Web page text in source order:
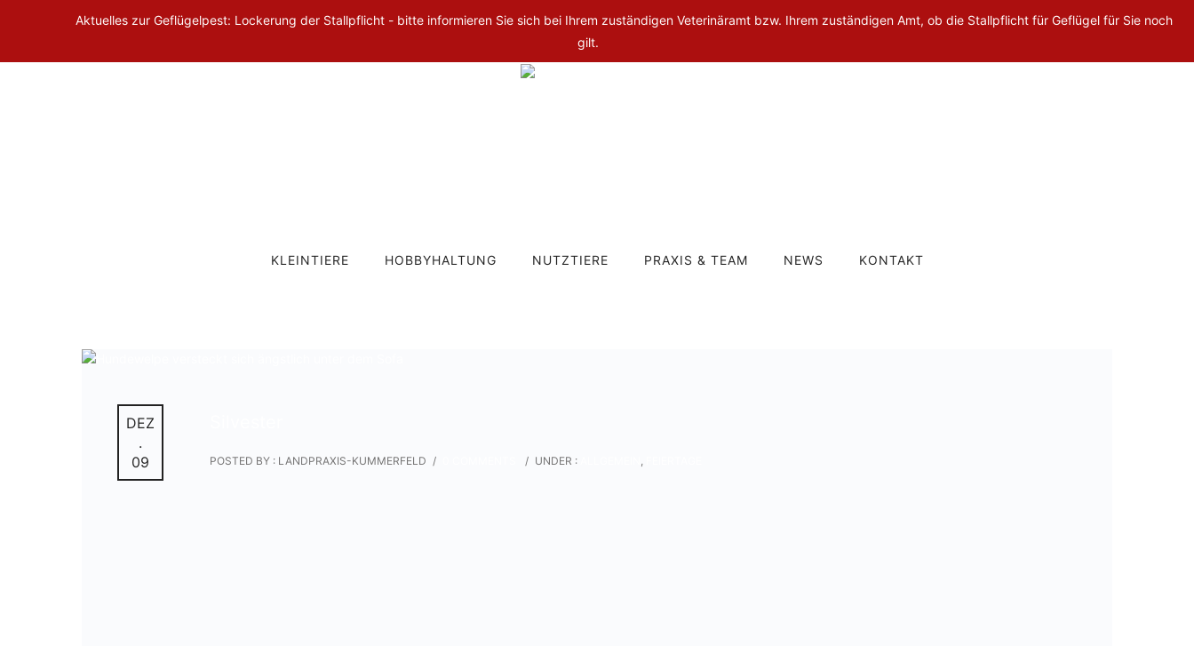
Aktuelles zur Geflügelpest: Lockerung der Stallpflicht - bitte informieren Sie sich bei Ihrem zuständigen Veterinäramt bzw. Ihrem zuständigen Amt, ob die Stallpflicht für Geflügel für Sie noch
gilt.
KLEINTIERE HOBBYHALTUNG NUTZTIERE PRAXIS & TEAM NEWS KONTAKT
DEZ
.
09
POSTED BY : LANDPRAXIS-KUMMERFELD / / UNDER :